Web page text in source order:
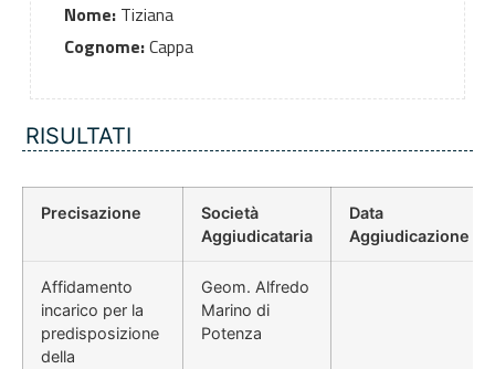
Nome:Tiziana
Cognome:Cappa
RISULTATI
Precisazione
Società
Aggiudicataria
Data
Aggiudicazione
Affidamento
incarico per la
predisposizione
della
Geom. Alfredo
Marino di
Potenza